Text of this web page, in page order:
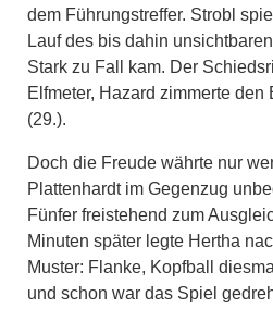
dem Führungstreffer. Strobl
Lauf des bis dahin
Stark zu Fall kam. Der
Elfmeter, Hazard zimmerte
(29.).
Doch die Freude währte nur
Plattenhardt im Gegenzug
Fünfer freistehend zum
Minuten später legte Hertha
Muster: Flanke, Kopfball
und schon war das Spiel